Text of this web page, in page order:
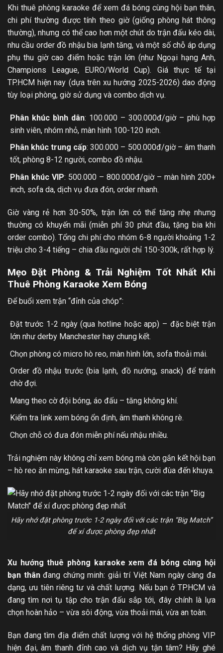
Khi thuê phòng karaoke để xem đá bóng cùng hội bạn thân,
chi phí thường được tính theo giờ (giống phòng hát thông
thường), nhưng có thể cao hơn một chút do trận đấu kéo dài,
nhu cầu order đồ nhậu bia lạnh tăng, và một số chỗ áp dụng
phụ thu giờ cao điểm hoặc trận lớn (như Ngoại hạng Anh,
Champions League, EURO/World Cup). Giá thực tế tại
TP.HCM hiện nay (dựa trên xu hướng 2025-2026) dao động
tùy loại phòng, giờ sử dụng và combo dịch vụ.
Phân khúc bình dân: 100.000 – 300.000đ/giờ – phù hợp
sinh viên, nhóm nhỏ, màn hình 100-120 inch.
Phân khúc trung cấp: 300.000 – 500.000đ/giờ – âm thanh
tốt, phòng 8-12 người, combo đồ nhậu.
Phân khúc VIP: 500.000 – 800.000đ/giờ – màn hình 200+
inch, sofa da, dịch vụ đưa đón, order nhanh.
Giờ vàng rẻ hơn 30-50%, trận lớn có thể tăng nhẹ nhưng
thường có khuyến mãi (miễn phí 30 phút đầu, tặng bia khi
order combo). Tổng chi phí cho nhóm 6-8 người khoảng 1-2
triệu cho 3-4 tiếng – chia đầu người chỉ 150-300k, rất hợp lý.
Mẹo Đặt Phòng & Trải Nghiệm Tốt Nhất Khi
Thuê Phòng Karaoke Xem Bóng
Để buổi xem trận “đỉnh của chóp”:
Đặt trước 1-2 ngày (qua hotline hoặc app) – đặc biệt trận
lớn như derby Manchester hay chung kết.
Chọn phòng có micro hò reo, màn hình lớn, sofa thoải mái.
Order đồ nhậu trước (bia lạnh, đồ nướng, snack) để tránh
chờ đợi.
Mang theo cờ đội bóng, áo đấu – tăng không khí.
Kiểm tra link xem bóng ổn định, âm thanh không rè.
Chọn chỗ có đưa đón miễn phí nếu nhậu nhiều.
Trải nghiệm này không chỉ xem bóng mà còn gắn kết hội bạn
– hò reo ăn mừng, hát karaoke sau trận, cười đùa đến khuya.
Hãy nhớ đặt phòng trước 1-2 ngày đối với các trận “Big Match”
để xí được phòng đẹp nhất
Xu hướng thuê phòng karaoke xem đá bóng cùng hội
bạn thânđang chứng minh: giải trí Việt Nam ngày càng đa
dạng, ưu tiên riêng tư và chất lượng. Nếu bạn ở TP.HCM và
đang tìm nơi tụ tập cho trận đấu sắp tới, đây chính là lựa
chọn hoàn hảo – vừa sôi động, vừa thoải mái, vừa an toàn.
Bạn đang tìm địa điểm chất lượng với hệ thống phòng VIP
hiện đại, âm thanh đỉnh cao và dịch vụ tận tâm? Hãy ghé